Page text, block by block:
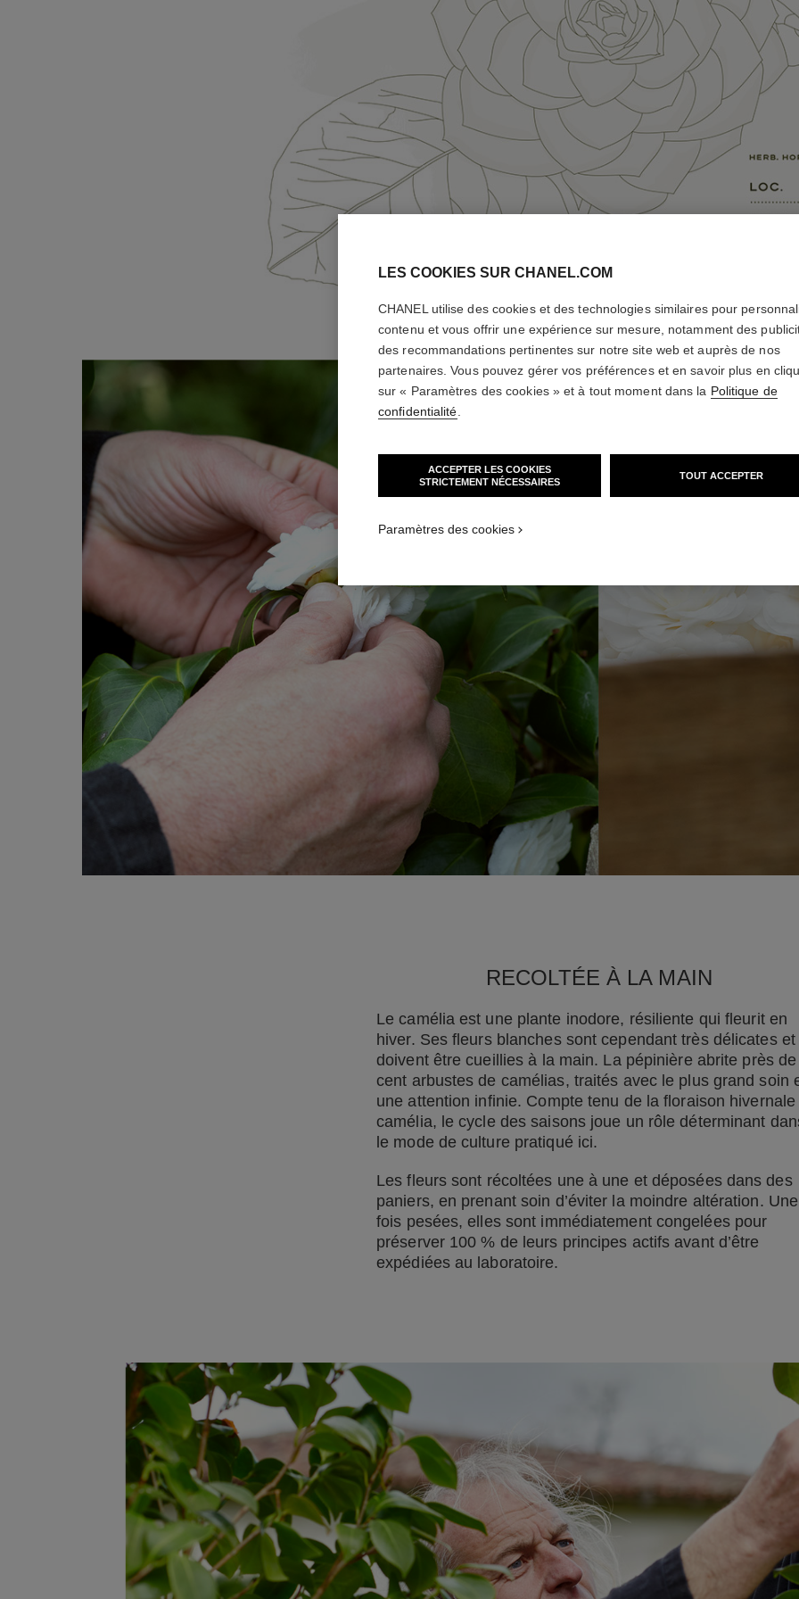
RECOLTÉE À LA MAIN
Le camélia est une plante inodore, résiliente qui fleurit en
hiver. Ses fleurs blanches sont cependant très délicates et
doivent être cueillies à la main. La pépinière abrite près de
cent arbustes de camélias, traités avec le plus grand soin
une attention infinie. Compte tenu de la floraison hivernale
camélia, le cycle des saisons joue un rôle déterminant
le mode de culture pratiqué ici.
Les fleurs sont récoltées une à une et déposées dans des
paniers, en prenant soin d’éviter la moindre altération. Une
fois pesées, elles sont immédiatement congelées pour
préserver 100 % de leurs principes actifs avant d’être
expédiées au laboratoire.
LES COOKIES SUR CHANEL.COM
CHANEL utilise des cookies et des technologies similaires pour
contenu et vous offrir une expérience sur mesure, notamment des
des recommandations pertinentes sur notre site web et auprès de nos
partenaires. Vous pouvez gérer vos préférences et en savoir plus en
sur « Paramètres des cookies » et à tout moment dans la Politique de
confidentialité
ACCEPTER LES COOKIES
STRICTEMENT NÉCESSAIRES
TOUT ACCEPTER
Paramètres des cookies